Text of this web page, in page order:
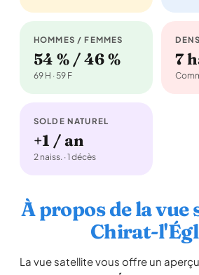
HOMMES / FEMMES
54 % / 46 %
69 H · 59 F
7
SOLDE NATUREL
+1 / an
2 naiss. · 1 décès
À propos de la vue
Chirat-
La vue satellite vous offre un